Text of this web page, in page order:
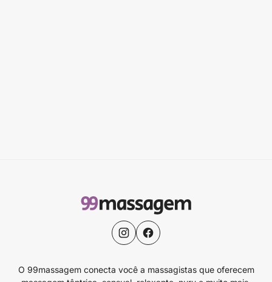
O 99massagem conecta você a massagistas que oferecem